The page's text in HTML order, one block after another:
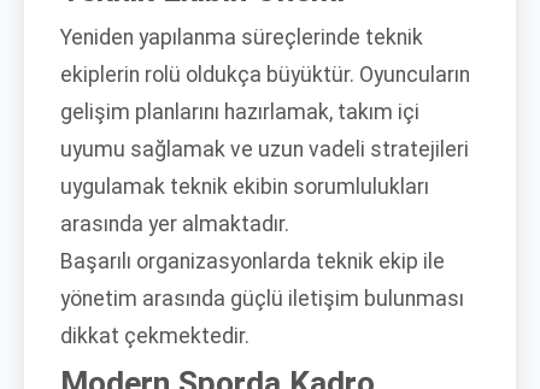
Yeniden yapılanma süreçlerinde teknik
ekiplerin rolü oldukça büyüktür. Oyuncuların
gelişim planlarını hazırlamak, takım içi
uyumu sağlamak ve uzun vadeli stratejileri
uygulamak teknik ekibin sorumlulukları
arasında yer almaktadır.
Başarılı organizasyonlarda teknik ekip ile
yönetim arasında güçlü iletişim bulunması
dikkat çekmektedir.